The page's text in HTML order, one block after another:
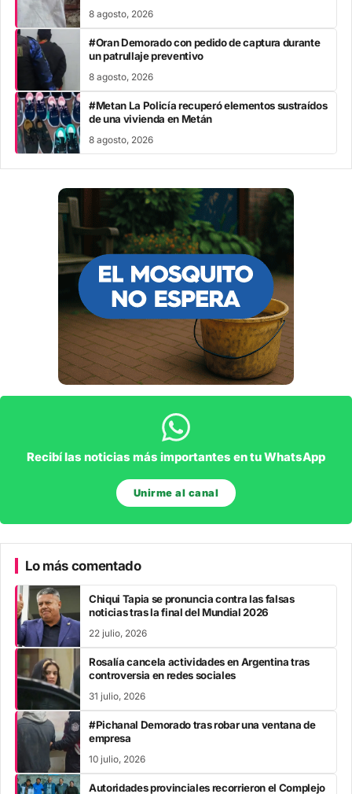
8 agosto, 2026
#Oran Demorado con pedido de captura durante
un patrullaje preventivo
8 agosto, 2026
#Metan La Policía recuperó elementos sustraídos
de una vivienda en Metán
8 agosto, 2026
Recibí las noticias más importantes en tu WhatsApp
Unirme al canal
Lo más comentado
Chiqui Tapia se pronuncia contra las falsas
noticias tras la final del Mundial 2026
22 julio, 2026
Rosalía cancela actividades en Argentina tras
controversia en redes sociales
31 julio, 2026
#Pichanal Demorado tras robar una ventana de
empresa
10 julio, 2026
Autoridades provinciales recorrieron el Complejo